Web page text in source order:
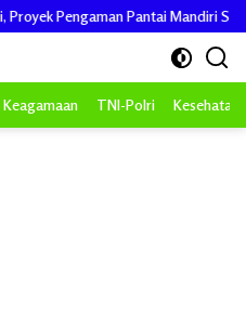
Pantai Mandiri Sejati Sudah
Keagamaan TNI-Polri Kesehatan